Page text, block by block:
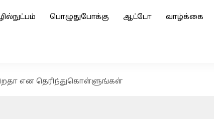
பொழுதுபோக்கு ஆட்டோ வாழ்க்கை
என தெரிந்துகொள்ளுங்கள்